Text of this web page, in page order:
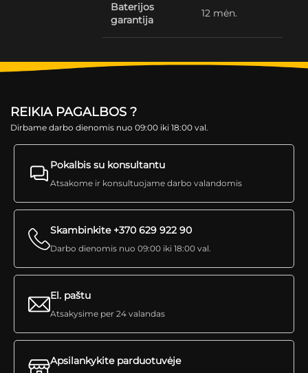
Baterijos
garantija
12 mėn.
REIKIA PAGALBOS ?
Dirbame darbo dienomis nuo 09:00 iki 18:00 val.
Pokalbis su konsultantu
Atsakome ir konsultuojame darbo valandomis
Skambinkite +370 629 922 90
Darbo dienomis nuo 09:00 iki 18:00 val.
El. paštu
Atsakysime per 24 valandas
Apsilankykite parduotuvėje